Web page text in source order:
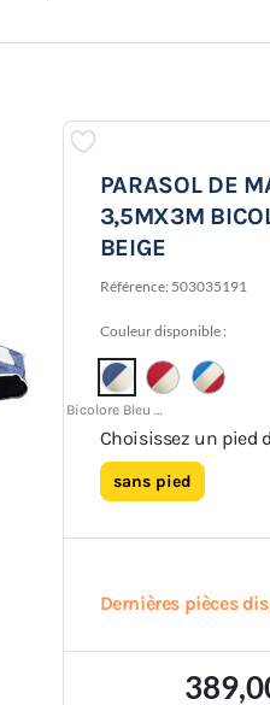
PARASOL DE
3,5MX3M
BEIGE
Référence: 503035191
Couleur disponible :
Choisissez un pied
sans pied
Dernières pièces